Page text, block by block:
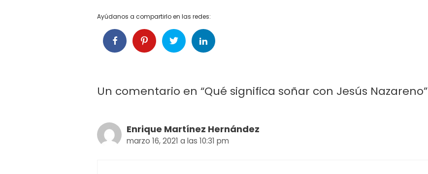
Ayúdanos a compartirlo en las redes:
Un comentario en “Qué significa soñar con Jesús Nazareno”
Enrique Martínez Hernández
marzo 16, 2021 a las 10:31 pm